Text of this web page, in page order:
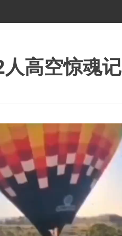
高空惊魂记